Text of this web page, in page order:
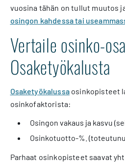
vuosina tähän on tullut muutos
osingon kahdessa tai
Vertaile osinko-
Osaketyökalusta
Osaketyökalussaosinkopisteet
osinkofaktorista:
Osingon vakaus ja kasvu
Osinkotuotto-%.
Parhaat osinkopisteet saavat